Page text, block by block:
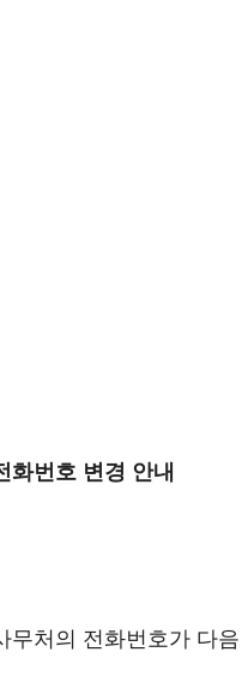
화번호 변경 안내
무처의 전화번호가 다음